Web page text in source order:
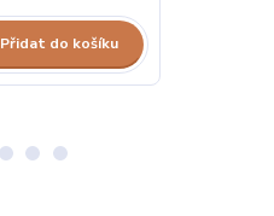
Přidat do košíku